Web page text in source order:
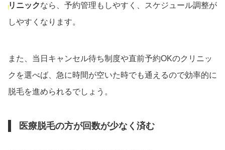
リニックなら、予約管理もしやすく、スケジュール調整が
しやすくなります。
また、当日キャンセル待ち制度や直前予約OKのクリニッ
クを選べば、急に時間が空いた時でも通えるので効率的に
脱毛を進められるでしょう。
医療脱毛の方が回数が少なく済む